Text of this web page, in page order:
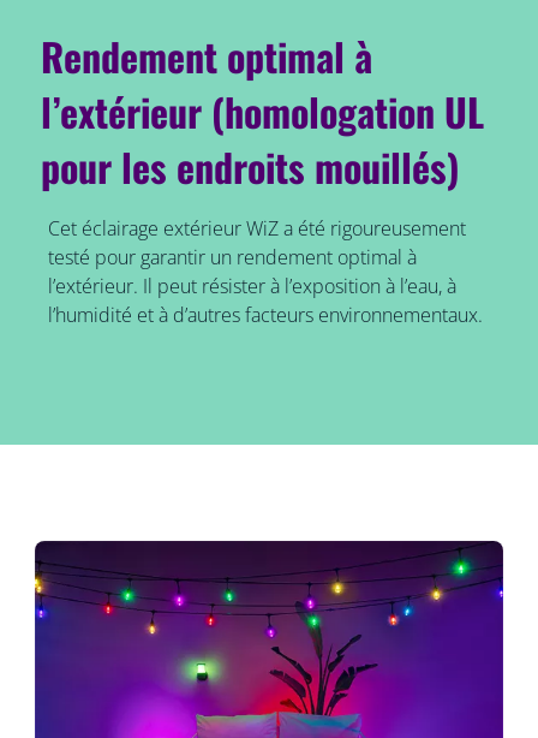
Rendement optimal à
l’extérieur (homologation UL
pour les endroits mouillés)
Cet éclairage extérieur WiZ a été rigoureusement
testé pour garantir un rendement optimal à
l’extérieur. Il peut résister à l’exposition à l’eau, à
l’humidité et à d’autres facteurs environnementaux.